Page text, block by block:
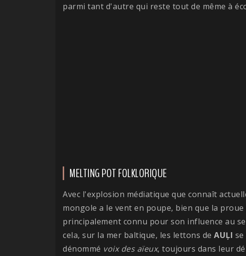
parmi tant d'autre qui reste tout de même à
MELTING POT FOLKLORIQUE
Avec l'explosion médiatique que connaît
mongole a le vent en poupe, bien que la
principalement connu pour son influence au
cela, sur la mer baltique, les lettons de AUĻI
dénommé voix des aïeux, toujours dans leur